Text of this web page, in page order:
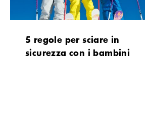
5 regole per sciare in
sicurezza con i bambini